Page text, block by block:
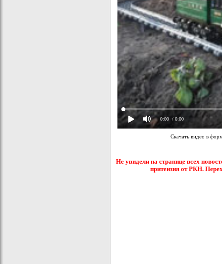
0:00 / 0:00
Скачать видео в
Не увидели на странице всех
притензия от РКН.